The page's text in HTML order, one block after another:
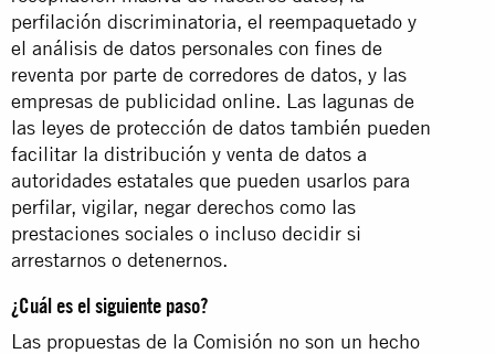
perfilación discriminatoria, el reempaquetado y
el análisis de datos personales con fines de
reventa por parte de corredores de datos, y las
empresas de publicidad online. Las lagunas de
las leyes de protección de datos también pueden
facilitar la distribución y venta de datos a
autoridades estatales que pueden usarlos para
perfilar, vigilar, negar derechos como las
prestaciones sociales o incluso decidir si
arrestarnos o detenernos.
¿Cuál es el siguiente paso?
Las propuestas de la Comisión no son un hecho